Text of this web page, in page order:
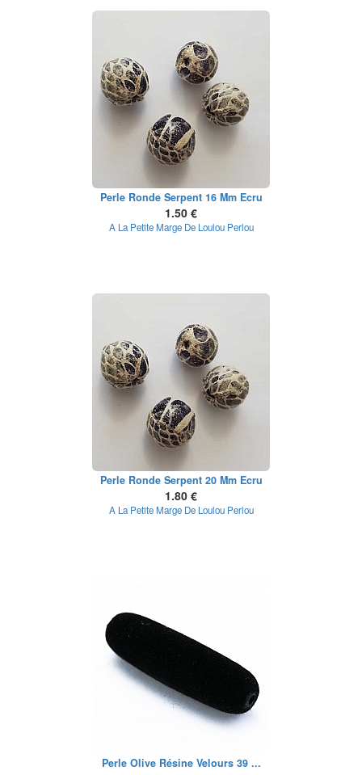
Perle Ronde Serpent 16 Mm Ecru
1.50 €
A La Petite Marge De Loulou Perlou
Perle Ronde Serpent 20 Mm Ecru
1.80 €
A La Petite Marge De Loulou Perlou
Perle Olive Résine Velours 39 ...